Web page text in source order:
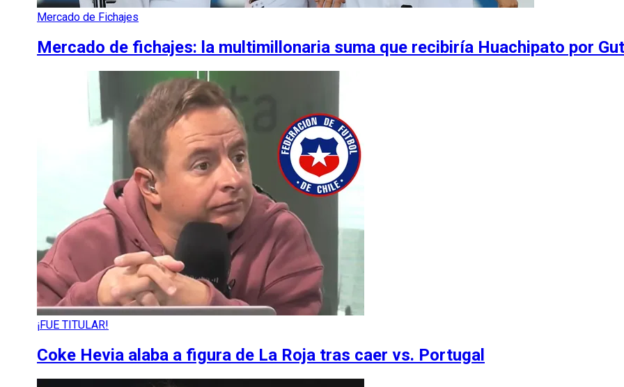
Mercado de Fichajes
Mercado de fichajes: la multimillonaria suma que recibiría Huachipato por
¡FUE TITULAR!
Coke Hevia alaba a figura de La Roja tras caer vs. Portugal